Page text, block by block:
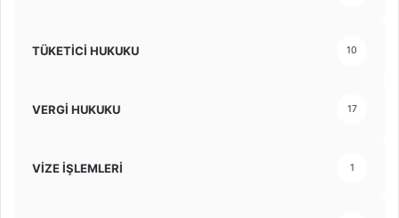
TÜKETİCİ HUKUKU 10
VERGİ HUKUKU 17
VİZE İŞLEMLERİ 1